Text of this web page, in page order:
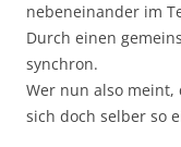
nebeneinander im
Durch einen
synchron.
Wer nun also meint,
sich doch selber so